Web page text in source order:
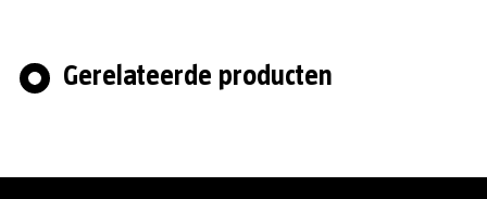
Gerelateerde producten